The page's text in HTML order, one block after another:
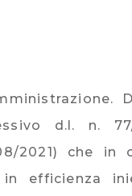
d.l. n.
2021) che in
efficienza